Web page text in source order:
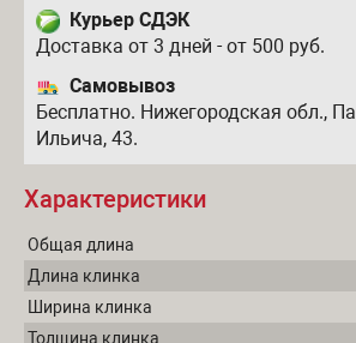
Курьер СДЭК
Доставка от 3 дней - от 500 руб.
Самовывоз
Бесплатно. Нижегородская обл.,
Ильича, 43.
Характеристики
Общая длина
Длина клинка
Ширина клинка
Толщина клинка